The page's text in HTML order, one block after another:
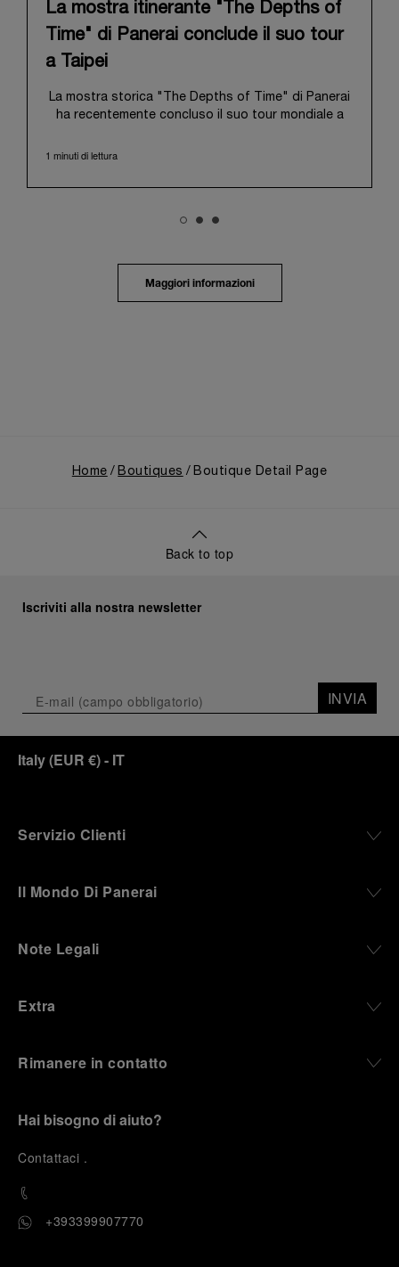
La mostra itinerante "The Depths of
Time" di Panerai conclude il suo tour
a Taipei
La mostra storica "The Depths of Time" di Panerai
ha recentemente concluso il suo tour mondiale a
ha aperto le proprie porte al pubblico presso lo
di grande valore simbolico, con oltre un secolo di
ideale per valorizzare l'incontro tra il patrimonio
Panerai, ripercorrendone l'evoluzione dagli esordi
1 minuti di lettura
Maggiori informazioni
Home Boutiques Boutique Detail Page
Back to top
Iscriviti alla nostra newsletter
INVIA
Italy(EUR €)- IT
Servizio Clienti
Il Mondo Di Panerai
Note Legali
Extra
Rimanere in contatto
Hai bisogno di aiuto?
Contattaci .
+393399907770